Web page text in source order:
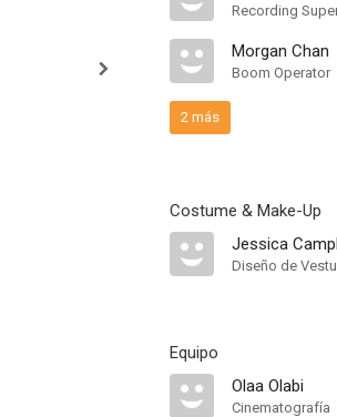
Recording
Morgan Chan
Boom Operator
2 más
Costume & Make-Up
Jessica
Diseño de
Equipo
Olaa Olabi
Cinematografía